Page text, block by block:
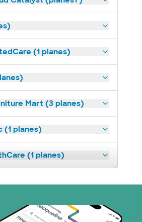
(1 planes)
Mart (3 planes)
(1 planes)
(1 planes)